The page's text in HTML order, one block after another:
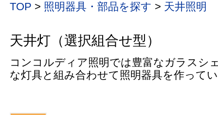
TOP > 照明器具・部品を探す > 天井照明
天井灯（選択組合せ型）
コンコルディア照明では豊富なガラスシ
な灯具と組み合わせて照明器具を作って